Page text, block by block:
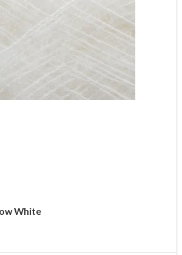
White